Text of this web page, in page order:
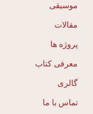
موسیقی
مقالات
پروژه ها
معرفی کتاب
گالری
تماس با ما